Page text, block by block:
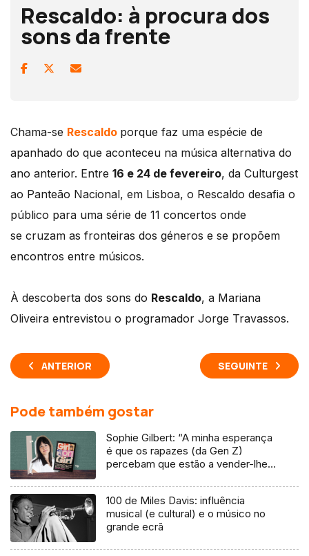
Rescaldo: à procura dos
sons da frente
Chama-se Rescaldo porque faz uma espécie de
apanhado do que aconteceu na música alternativa do
ano anterior. Entre 16 e 24 de fevereiro, da Culturgest
ao Panteão Nacional, em Lisboa, o Rescaldo desafia o
público para uma série de 11 concertos onde
se cruzam as fronteiras dos géneros e se propõem
encontros entre músicos.
À descoberta dos sons do Rescaldo, a Mariana
Oliveira entrevistou o programador Jorge Travassos.
ANTERIOR SEGUINTE
Pode também gostar
Sophie Gilbert: “A minha esperança
é que os rapazes (da Gen Z)
percebam que estão a vender-lhes
100 de Miles Davis: influência
musical (e cultural) e o músico no
grande ecrã